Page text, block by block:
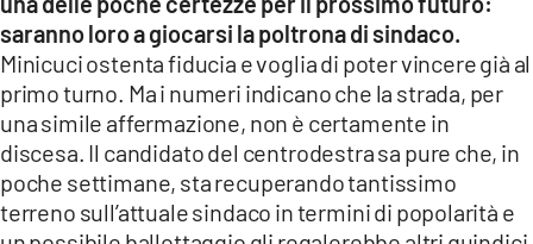
saranno loro a giocarsi la poltrona di sindaco.
Minicuci ostenta fiducia e voglia di poter vincere già al
primo turno. Ma i numeri indicano che la strada, per
una simile affermazione, non è certamente in
discesa. Il candidato del centrodestra sa pure che, in
poche settimane, sta recuperando tantissimo
terreno sull’attuale sindaco in termini di popolarità e